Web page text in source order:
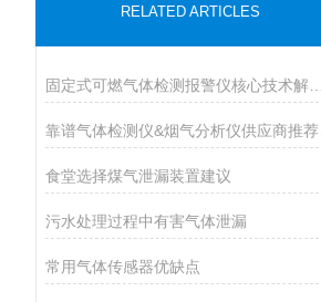
RELATED ARTICLES
食堂选择煤气泄漏装置建议
污水处理过程中有害气体泄漏
常用气体传感器优缺点